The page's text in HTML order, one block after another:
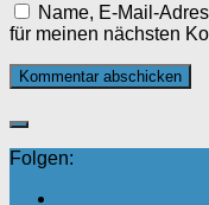
Name, E-Mail-
für meinen nächsten
Folgen: